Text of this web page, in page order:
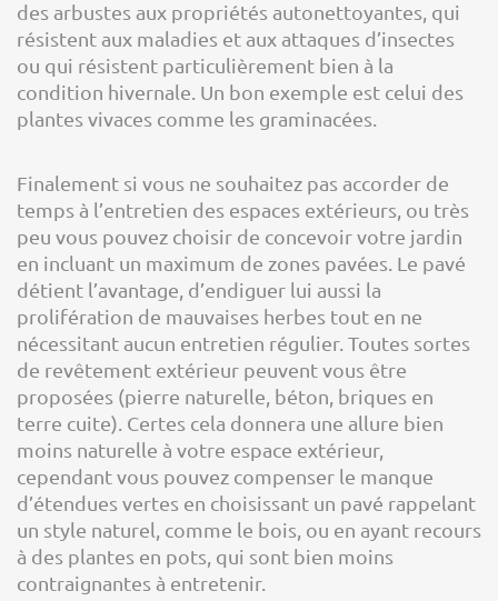
des arbustes aux propriétés autonettoyantes, qui
résistent aux maladies et aux attaques d’insectes
ou qui résistent particulièrement bien à la
condition hivernale. Un bon exemple est celui des
plantes vivaces comme les graminacées.
Finalement si vous ne souhaitez pas accorder de
temps à l’entretien des espaces extérieurs, ou très
peu vous pouvez choisir de concevoir votre jardin
en incluant un maximum de zones pavées. Le pavé
détient l’avantage, d’endiguer lui aussi la
prolifération de mauvaises herbes tout en ne
nécessitant aucun entretien régulier. Toutes sortes
de revêtement extérieur peuvent vous être
proposées (pierre naturelle, béton, briques en
terre cuite). Certes cela donnera une allure bien
moins naturelle à votre espace extérieur,
cependant vous pouvez compenser le manque
d’étendues vertes en choisissant un pavé rappelant
un style naturel, comme le bois, ou en ayant recours
à des plantes en pots, qui sont bien moins
contraignantes à entretenir.